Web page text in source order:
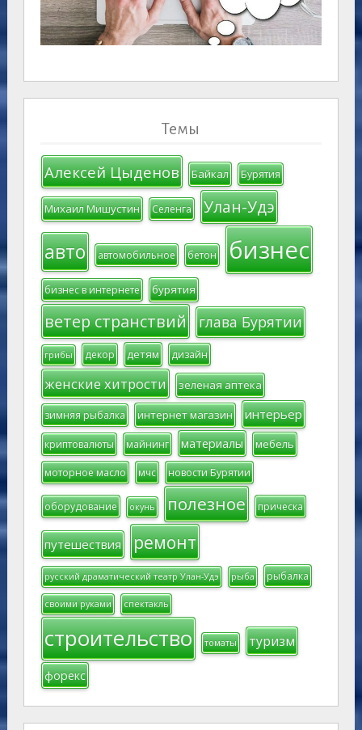
Темы
Алексей Цыденов Байкал Бурятия
Михаил Мишустин Селенга Улан-Удэ
авто автомобильное бетон бизнес
бизнес в интернете бурятия
ветер странствий глава Бурятии
грибы декор детям дизайн
женские хитрости зеленая аптека
зимняя рыбалка интернет магазин интерьер
криптовалюты майнинг материалы мебель
моторное масло мчс новости Бурятии
оборудование окунь полезное прическа
путешествия ремонт
русский драматический театр Улан-Удэ рыба рыбалка
своими руками спектакль
строительство томаты туризм
форекс